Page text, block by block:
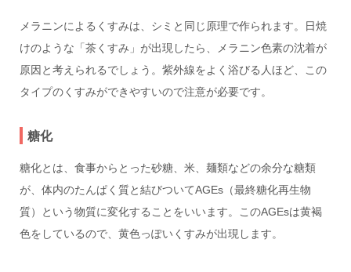
メラニンによるくすみは、シミと同じ原理で作られます。日焼
けのような「茶くすみ」が出現したら、メラニン色素の沈着が
原因と考えられるでしょう。紫外線をよく浴びる人ほど、この
タイプのくすみができやすいので注意が必要です。
糖化
糖化とは、食事からとった砂糖、米、麺類などの余分な糖類
が、体内のたんぱく質と結びついてAGEs（最終糖化再生物
質）という物質に変化することをいいます。このAGEsは黄褐
色をしているので、黄色っぽいくすみが出現します。